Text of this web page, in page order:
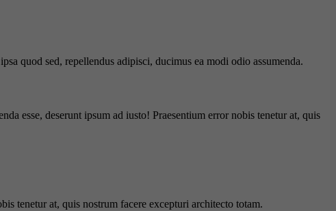
quod sed, repellendus adipisci, ducimus ea modi odio assumenda.
esse, deserunt ipsum ad iusto! Praesentium error nobis tenetur at, quis
tenetur at, quis nostrum facere excepturi architecto totam.